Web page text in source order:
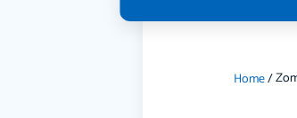
Home/